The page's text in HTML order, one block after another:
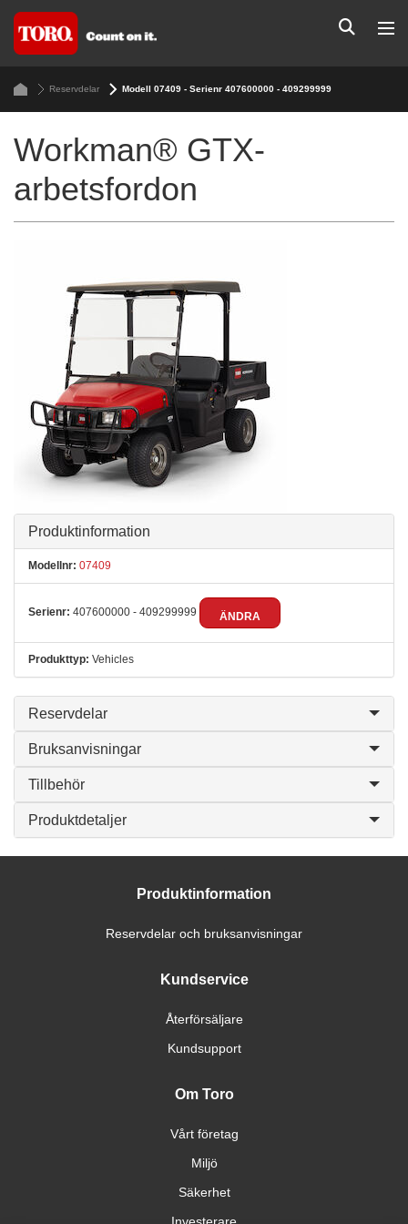
Reservdelar Modell 07409 - Serienr 407600000 - 409299999
Workman® GTX-
arbetsfordon
Produktinformation
Modellnr: 07409
Serienr: 407600000 - 409299999 ÄNDRA
Produkttyp: Vehicles
Reservdelar
Bruksanvisningar
Tillbehör
Produktdetaljer
Produktinformation
Reservdelar och bruksanvisningar
Kundservice
Återförsäljare
Kundsupport
Om Toro
Vårt företag
Miljö
Säkerhet